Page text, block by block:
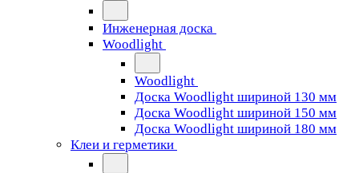
Инженерная доска
Woodlight
Woodlight
Доска Woodlight шириной 130 мм
Доска Woodlight шириной 150 мм
Доска Woodlight шириной 180 мм
Клеи и герметики